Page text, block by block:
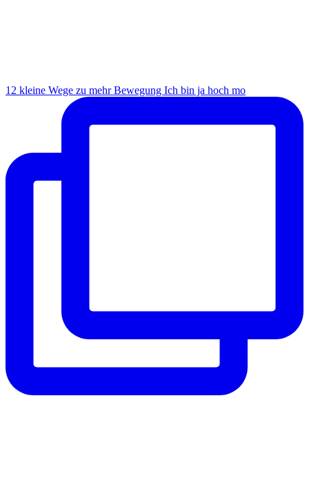
12 kleine Wege zu mehr Bewegung Ich bin ja hoch mo